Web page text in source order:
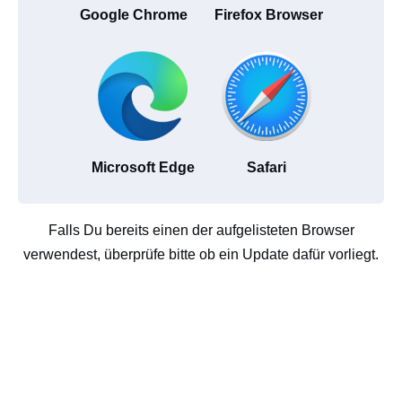
Google Chrome Firefox Browser
Microsoft Edge Safari
Falls Du bereits einen der aufgelisteten Browser
verwendest, überprüfe bitte ob ein Update dafür vorliegt.